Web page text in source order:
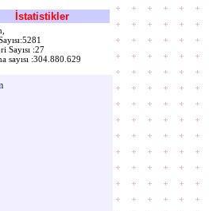
İstatistikler
Sayısı :27
sayısı :304.880.629